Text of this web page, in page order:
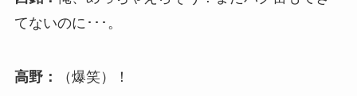
てないのに･･･。
高野： （爆笑）！